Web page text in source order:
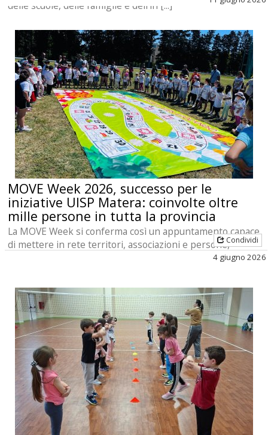
MOVE Week 2026, successo per le
iniziative UISP Matera: coinvolte oltre
mille persone in tutta la provincia
La MOVE Week si conferma così un appuntamento capace
di mettere in rete territori, associazioni e persone,
valorizzando il ruolo dello sport come motore di par [...]
Condividi
4 giugno 2026